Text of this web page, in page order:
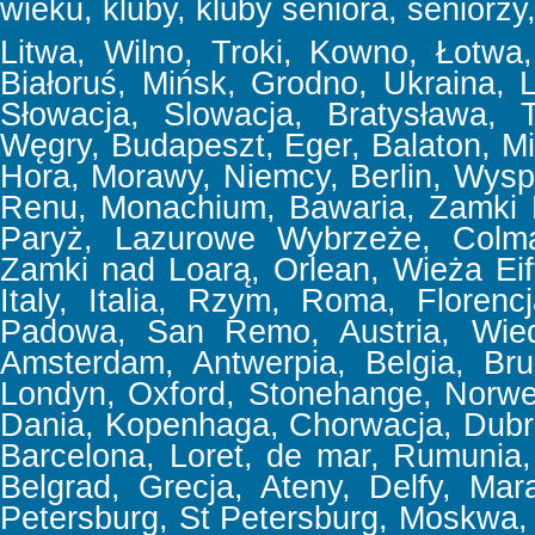
wieku, kluby, kluby seniora,
Litwa, Wilno, Troki, Kowno,
Białoruś, Mińsk, Grodno, Ukraina,
Słowacja, Slowacja, Bratysława,
Węgry, Budapeszt, Eger, Balaton,
Hora, Morawy, Niemcy, Berlin,
Renu, Monachium, Bawaria,
Paryż, Lazurowe Wybrzeże,
Zamki nad Loarą, Orlean, Wieża
Italy, Italia, Rzym, Roma,
Padowa, San Remo, Austria,
Amsterdam, Antwerpia, Belgia,
Londyn, Oxford, Stonehange,
Dania, Kopenhaga, Chorwacja,
Barcelona, Loret, de mar,
Belgrad, Grecja, Ateny, Delfy,
Petersburg, St Petersburg,